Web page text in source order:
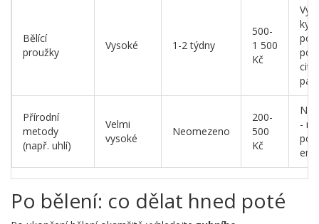
Bělící
proužky
Vysoké 1-2 týdny
500-
1 500
Kč
Přírodní
metody
(např. uhlí)
Velmi
vysoké
Neomezeno
200-
500
Kč
-
Po bělení: co dělat hned poté